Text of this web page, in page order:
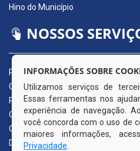
Hino do Município
NOSSOS
Portal da Transparência
Carta de Serviços ao Usuário
Pedido de Acesso à Informação (e-
Ouvidoria Municipal
Quadro de Avisos
Diário Oficial da AMUPE
INFORMAÇÕES SOBRE
Utilizamos serviços de
Essas ferramentas nos
experiência de navegação.
você concorda com o uso de
maiores informações,
Privacidade